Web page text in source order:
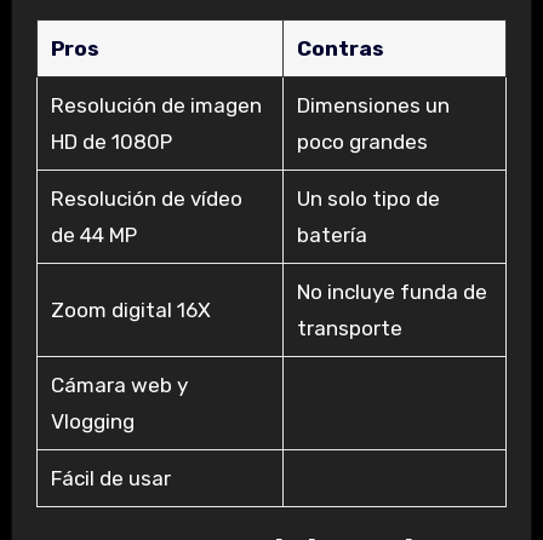
Pros Contras
Resolución de imagen
HD de 1080P
Dimensiones un
poco grandes
Resolución de vídeo
de 44 MP
Un solo tipo de
batería
Zoom digital 16X
No incluye funda de
transporte
Cámara web y
Vlogging
Fácil de usar